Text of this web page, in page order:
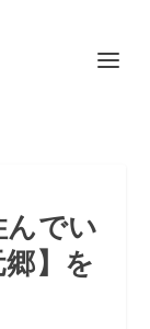
でい
】を